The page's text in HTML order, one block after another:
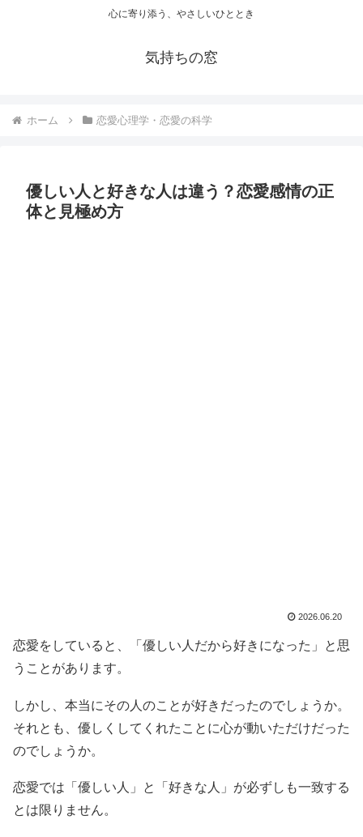
心に寄り添う、やさしいひととき
気持ちの窓
ホーム 恋愛心理学・恋愛の科学
優しい人と好きな人は違う？恋愛感情の正
体と見極め方
2026.06.20
恋愛をしていると、「優しい人だから好きになった」と思
うことがあります。
しかし、本当にその人のことが好きだったのでしょうか。
それとも、優しくしてくれたことに心が動いただけだった
のでしょうか。
恋愛では「優しい人」と「好きな人」が必ずしも一致する
とは限りません。